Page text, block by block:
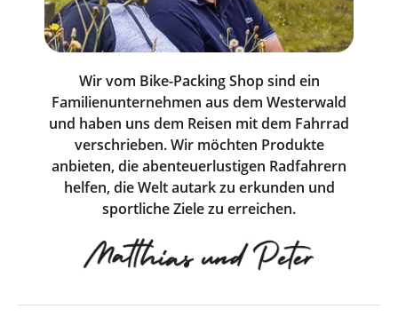
Wir vom Bike-Packing Shop sind ein
Familienunternehmen aus dem Westerwald
und haben uns dem Reisen mit dem Fahrrad
verschrieben. Wir möchten Produkte
anbieten, die abenteuerlustigen Radfahrern
helfen, die Welt autark zu erkunden und
sportliche Ziele zu erreichen.